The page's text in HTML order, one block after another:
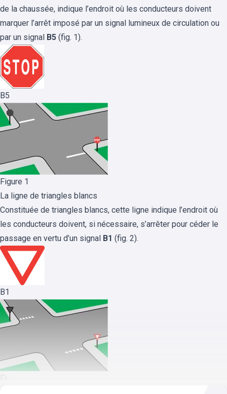
de la chaussée, indique l’endroit où les conducteurs doivent
marquer l’arrêt imposé par un signal lumineux de circulation ou
par un signal B5 (fig. 1).
B5
Figure 1
La ligne de triangles blancs
Constituée de triangles blancs, cette ligne indique l’endroit où
les conducteurs doivent, si nécessaire, s’arrêter pour céder le
passage en vertu d’un signal B1 (fig. 2).
B1
Fi...